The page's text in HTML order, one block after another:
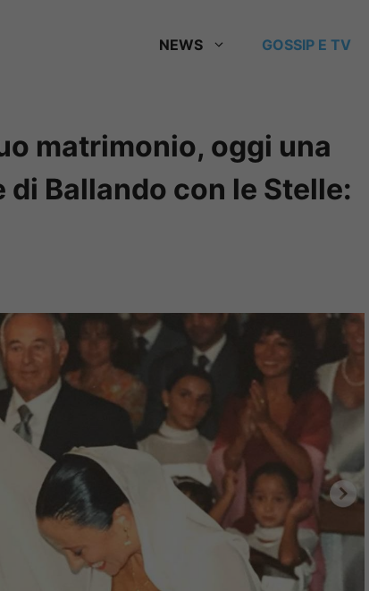
NEWS GOSSIP E TV
matrimonio, oggi una
Ballando con le Stelle: